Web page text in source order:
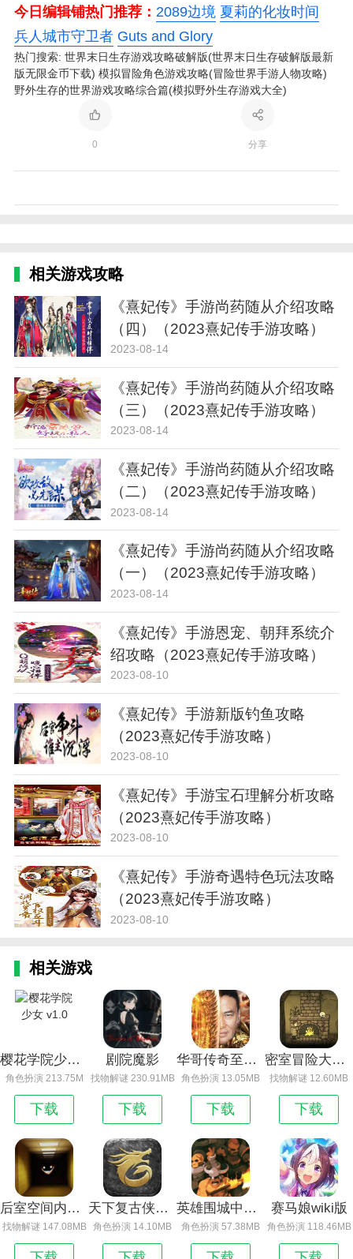
今日编辑铺热门推荐： 2089边境 夏莉的化妆时间
兵人城市守卫者 Guts and Glory
热门搜索: 世界末日生存游戏攻略破解版(世界末日生存破解版最新
版无限金币下载) 模拟冒险角色游戏攻略(冒险世界手游人物攻略)
野外生存的世界游戏攻略综合篇(模拟野外生存游戏大全)
0 分享
相关游戏攻略
《熹妃传》手游尚药随从介绍攻略
（四）（2023熹妃传手游攻略）
2023-08-14
《熹妃传》手游尚药随从介绍攻略
（三）（2023熹妃传手游攻略）
2023-08-14
《熹妃传》手游尚药随从介绍攻略
（二）（2023熹妃传手游攻略）
2023-08-14
《熹妃传》手游尚药随从介绍攻略
（一）（2023熹妃传手游攻略）
2023-08-14
《熹妃传》手游恩宠、朝拜系统介
绍攻略（2023熹妃传手游攻略）
2023-08-10
《熹妃传》手游新版钓鱼攻略
（2023熹妃传手游攻略）
2023-08-10
《熹妃传》手游宝石理解分析攻略
（2023熹妃传手游攻略）
2023-08-10
《熹妃传》手游奇遇特色玩法攻略
（2023熹妃传手游攻略）
2023-08-10
相关游戏
樱花学院少女 v1.0
角色扮演 213.75M
下载
剧院魔影
找物解谜 230.91MB
下载
华哥传奇至尊高爆版
角色扮演 13.05MB
下载
密室冒险大逃脱
找物解谜 12.60MB
下载
后室空间内置菜单
找物解谜 147.08MB
天下复古侠义九州 官方最新版
角色扮演 14.10MB
英雄围城中文版
角色扮演 57.38MB
赛马娘wiki版
角色扮演 118.46MB